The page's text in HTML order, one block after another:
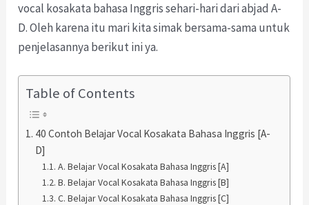
vocal kosakata bahasa Inggris sehari-hari dari abjad A-
D. Oleh karena itu mari kita simak bersama-sama untuk
penjelasannya berikut ini ya.
Table of Contents
40 Contoh Belajar Vocal Kosakata Bahasa Inggris [A-
D]
A. Belajar Vocal Kosakata Bahasa Inggris [A]
B. Belajar Vocal Kosakata Bahasa Inggris [B]
C. Belajar Vocal Kosakata Bahasa Inggris [C]